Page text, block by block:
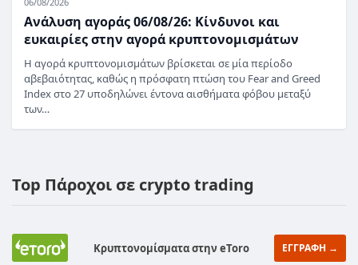
Ανάλυση αγοράς 06/08/26: Κίνδυνοι και
ευκαιρίες στην αγορά κρυπτονομισμάτων
Η αγορά κρυπτονομισμάτων βρίσκεται σε μία περίοδο
αβεβαιότητας, καθώς η πρόσφατη πτώση του Fear and Greed
Index στο 27 υποδηλώνει έντονα αισθήματα φόβου μεταξύ
των…
Top Πάροχοι σε crypto trading
Κρυπτονομίσματα στην eToro ΕΓΓΡΑΦΗ →